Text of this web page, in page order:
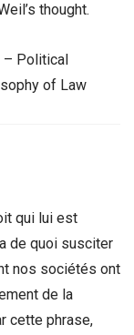
thought.
Political
of Law
qui lui est
de quoi susciter
nos sociétés ont
de la
cette phrase,